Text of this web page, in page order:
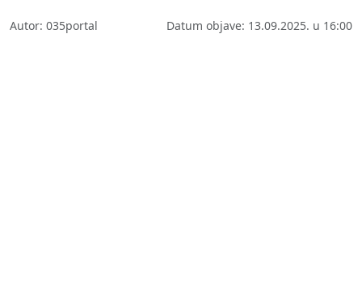
Autor: 035portal Datum objave: 13.09.2025. u 16:00